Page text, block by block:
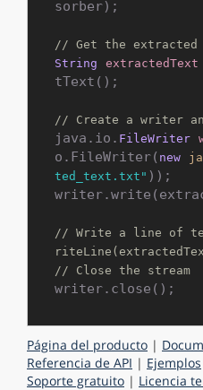
sorber);
// Get the
String
extractedText
tText();
// Create a writer
java.io. FileWriter
o.FileWriter( new
ted_text.txt" ));
// Write a line of
// Close the stream
Página del producto |
Referencia de API | Ejemplos
Soporte gratuito | Licencia